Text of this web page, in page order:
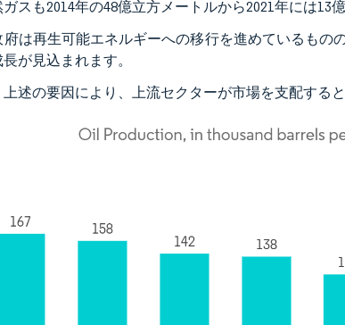
スも2014年の48億立方メートルから2021年には13
は再生可能エネルギーへの移行を進めているもの
が見込まれます。
述の要因により、上流セクターが市場を支配すると